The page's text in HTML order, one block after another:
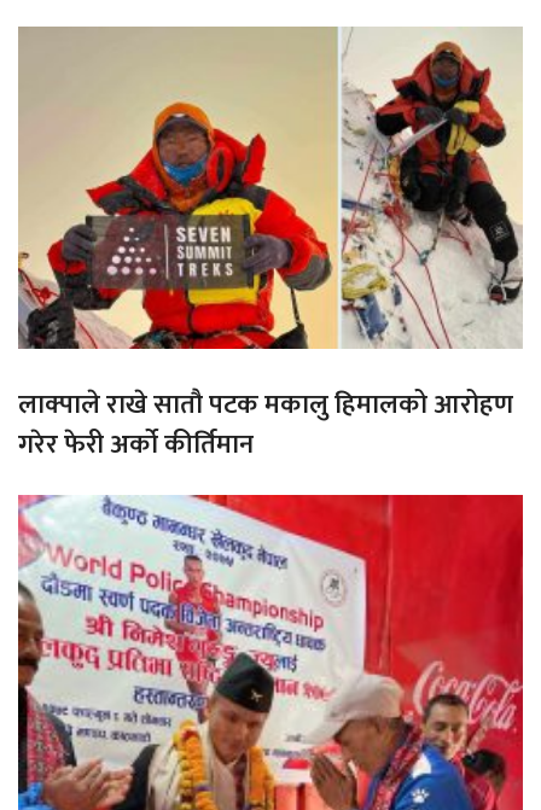
लाक्पाले राखे सातौ पटक मकालु हिमालको आरोहण
गरेर फेरी अर्को कीर्तिमान